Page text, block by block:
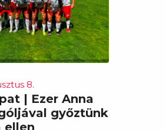
8.
| Ezer Anna
győztünk
ellen